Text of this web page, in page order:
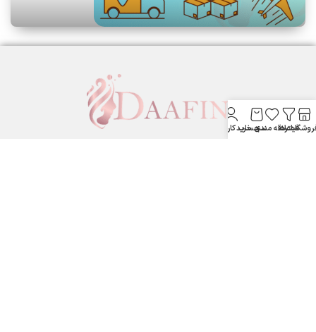
فیلترها
علاقه مندیسبد خرید
حساب کاربری من